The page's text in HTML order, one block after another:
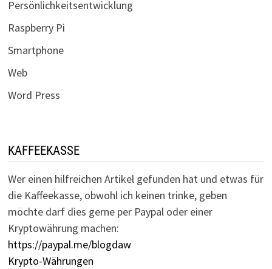
Persönlichkeitsentwicklung
Raspberry Pi
Smartphone
Web
Word Press
KAFFEEKASSE
Wer einen hilfreichen Artikel gefunden hat und etwas für
die Kaffeekasse, obwohl ich keinen trinke, geben
möchte darf dies gerne per Paypal oder einer
Kryptowährung machen:
https://paypal.me/blogdaw
Krypto-Währungen